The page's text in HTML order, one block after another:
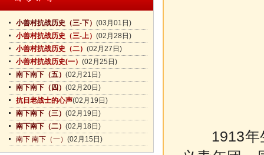
小善村抗战历史（三-下） (03月01日)
小善村抗战历史（三-上） (02月28日)
小善村抗战历史（二） (02月27日)
小善村抗战历史(一） (02月25日)
南下南下（五） (02月21日)
南下南下（四） (02月20日)
抗日老战士的心声(02月19日)
南下南下（三） (02月19日)
南下南下（二） (02月18日)
南下 南下（一） (02月15日)
1913